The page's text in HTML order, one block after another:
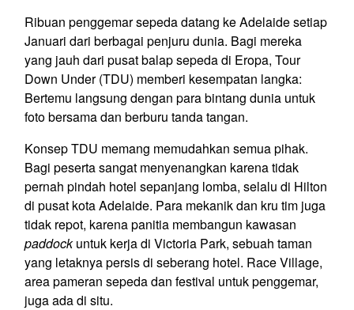
Ribuan penggemar sepeda datang ke Adelaide setiap
Januari dari berbagai penjuru dunia. Bagi mereka
yang jauh dari pusat balap sepeda di Eropa, Tour
Down Under (TDU) memberi kesempatan langka:
Bertemu langsung dengan para bintang dunia untuk
foto bersama dan berburu tanda tangan.
Konsep TDU memang memudahkan semua pihak.
Bagi peserta sangat menyenangkan karena tidak
pernah pindah hotel sepanjang lomba, selalu di Hilton
di pusat kota Adelaide. Para mekanik dan kru tim juga
tidak repot, karena panitia membangun kawasan
paddockuntuk kerja di Victoria Park, sebuah taman
yang letaknya persis di seberang hotel. Race Village,
area pameran sepeda dan festival untuk penggemar,
juga ada di situ.